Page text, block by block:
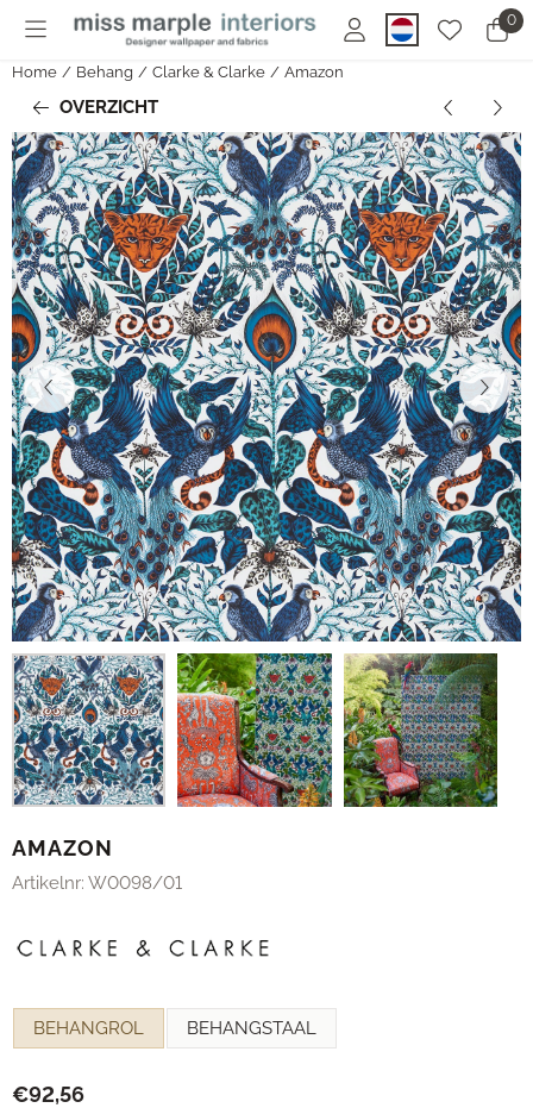
Cookievoorkeuren zijn momenteel gesloten. 0
Home / Behang / Clarke & Clarke / Amazon
OVERZICHT
AMAZON
Artikelnr: W0098/01
BEHANGROL BEHANGSTAAL
€92,56